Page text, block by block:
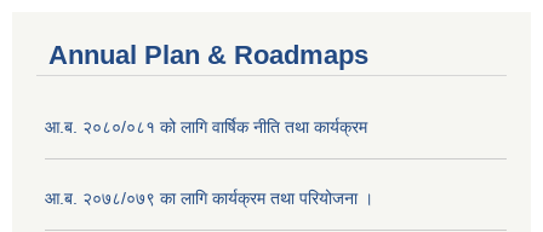
Annual Plan & Roadmaps
आ.ब. २०८०/०८१ को लागि वार्षिक नीति तथा कार्यक्रम
आ.ब. २०७८/०७९ का लागि कार्यक्रम तथा परियोजना ।